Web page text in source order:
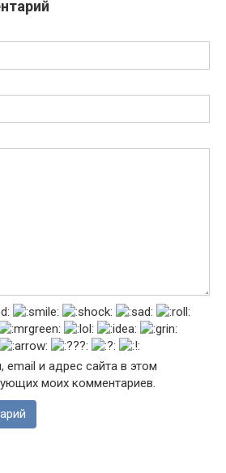
email и адрес сайта в этом
моих комментариев.